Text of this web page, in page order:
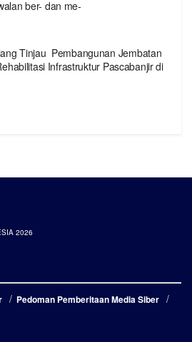
ber- dan me-
Tinjau Pembangunan Jembatan
Infrastruktur Pascabanjir di
2026
Pedoman Pemberitaan Media Siber